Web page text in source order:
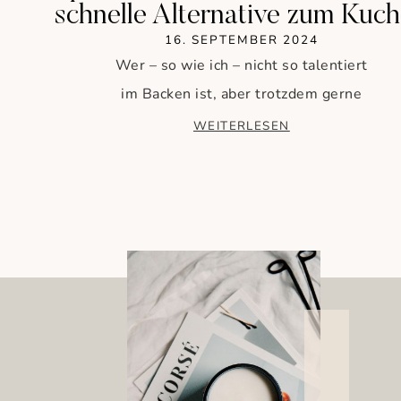
schnelle Alternative zum
16. SEPTEMBER 2024
Wer – so wie ich – nicht so talentiert
im Backen ist, aber trotzdem gerne
WEITERLESEN